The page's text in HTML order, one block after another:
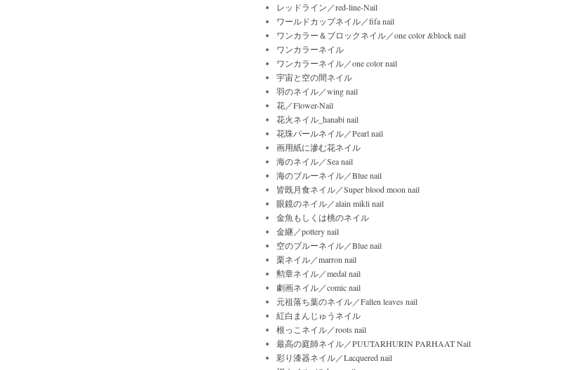
レッドライン／red-line-Nail
ワールドカップネイル／fifa nail
ワンカラー＆ブロックネイル／one color &block nail
ワンカラーネイル
ワンカラーネイル／one color nail
宇宙と空の間ネイル
羽のネイル／wing nail
花／Flower-Nail
花火ネイル_hanabi nail
花珠パールネイル／Pearl nail
画用紙に滲む花ネイル
海のネイル／Sea nail
海のブルーネイル／Blue nail
皆既月食ネイル／Super blood moon nail
眼鏡のネイル／alain mikli nail
金魚もしくは桃のネイル
金継／pottery nail
空のブルーネイル／Blue nail
栗ネイル／marron nail
勲章ネイル／medal nail
劇画ネイル／comic nail
元祖落ち葉のネイル／Fallen leaves nail
紅白まんじゅうネイル
根っこネイル／roots nail
最高の庭師ネイル／PUUTARHURIN PARHAAT Nail
彩り漆器ネイル／Lacquered nail